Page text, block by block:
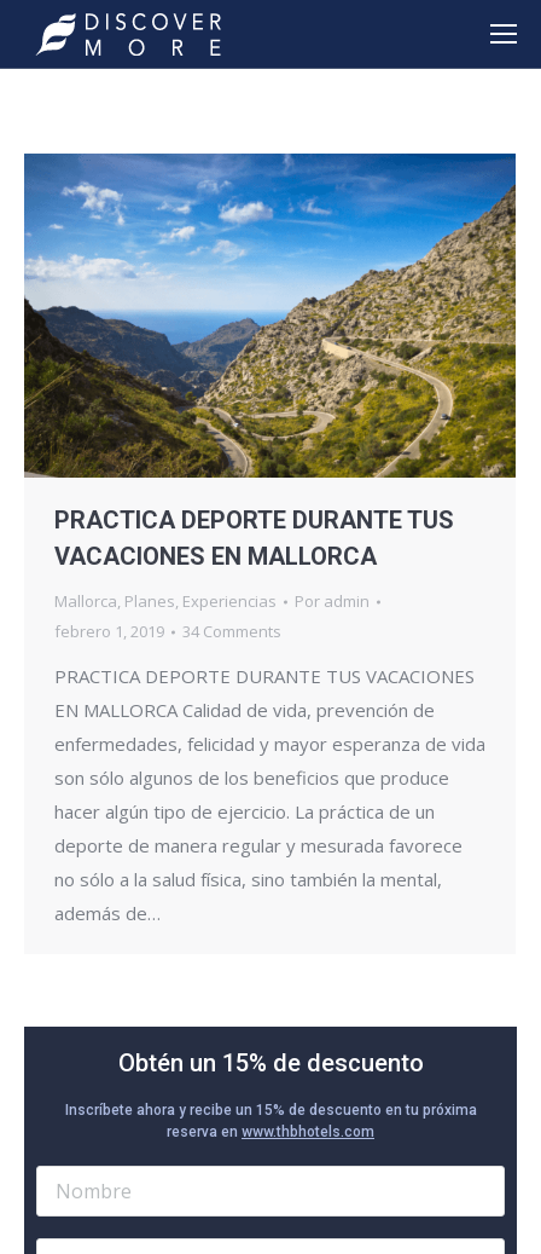
PRACTICA DEPORTE DURANTE TUS
VACACIONES EN MALLORCA
Mallorca, Planes, Experiencias Por admin
febrero 1, 2019
34 Comments
PRACTICA DEPORTE DURANTE TUS VACACIONES
EN MALLORCA Calidad de vida, prevención de
enfermedades, felicidad y mayor esperanza de vida
son sólo algunos de los beneficios que produce
hacer algún tipo de ejercicio. La práctica de un
deporte de manera regular y mesurada favorece
no sólo a la salud física, sino también la mental,
además de…
Obtén un 15% de descuento
Inscríbete ahora y recibe un 15% de descuento en tu próxima
reserva en www.thbhotels.com